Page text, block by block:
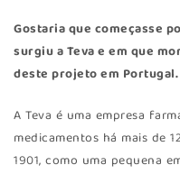
Gostaria que começasse
surgiu a Teva e em que
deste projeto em Portugal.
A Teva é uma empresa
medicamentos há mais de
1901, como uma pequena